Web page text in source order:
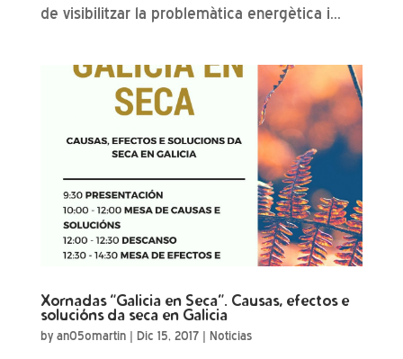
de visibilitzar la problemàtica energètica i...
Xornadas “Galicia en Seca”. Causas, efectos e
solucións da seca en Galicia
by an05omartin| Dic 15, 2017| Noticias